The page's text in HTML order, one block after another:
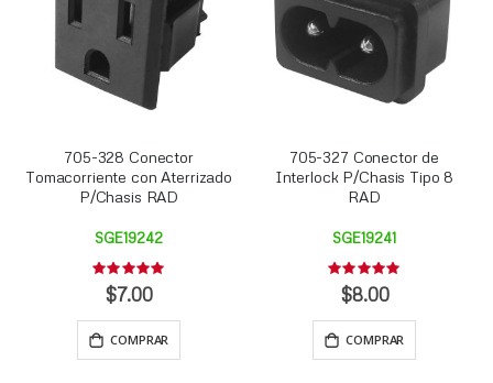
705-328 Conector
Tomacorriente con Aterrizado
P/Chasis RAD
SGE19242
Rating:
0%$7.00
COMPRAR
705-327 Conector de
Interlock P/Chasis Tipo 8
RAD
SGE19241
Rating:
0%$8.00
COMPRAR